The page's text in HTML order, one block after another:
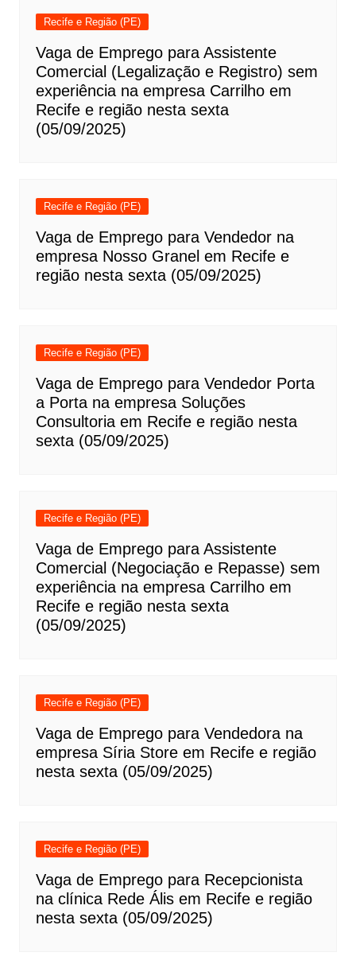
Recife e Região (PE)
Vaga de Emprego para Assistente
Comercial (Legalização e Registro) sem
experiência na empresa Carrilho em
Recife e região nesta sexta
(05/09/2025)
Recife e Região (PE)
Vaga de Emprego para Vendedor na
empresa Nosso Granel em Recife e
região nesta sexta (05/09/2025)
Recife e Região (PE)
Vaga de Emprego para Vendedor Porta
a Porta na empresa Soluções
Consultoria em Recife e região nesta
sexta (05/09/2025)
Recife e Região (PE)
Vaga de Emprego para Assistente
Comercial (Negociação e Repasse) sem
experiência na empresa Carrilho em
Recife e região nesta sexta
(05/09/2025)
Recife e Região (PE)
Vaga de Emprego para Vendedora na
empresa Síria Store em Recife e região
nesta sexta (05/09/2025)
Recife e Região (PE)
Vaga de Emprego para Recepcionista
na clínica Rede Ális em Recife e região
nesta sexta (05/09/2025)